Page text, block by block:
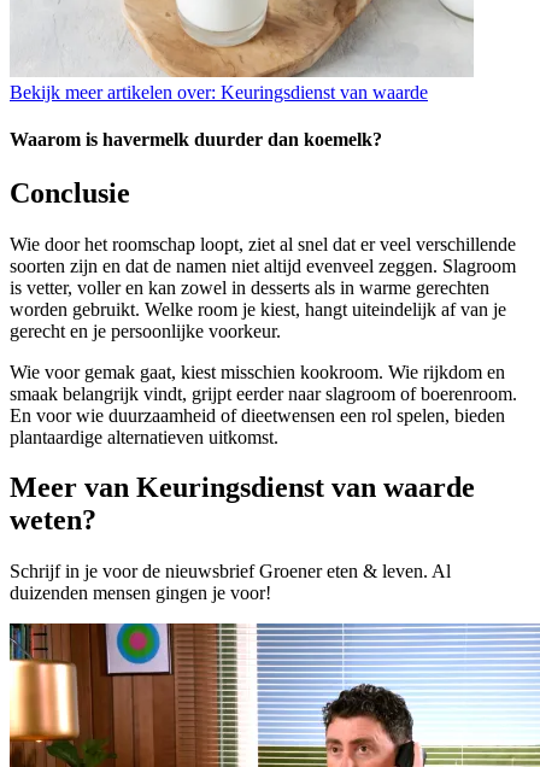
Bekijk meer artikelen over: Keuringsdienst van waarde
Waarom is havermelk duurder dan koemelk?
Conclusie
Wie door het roomschap loopt, ziet al snel dat er veel verschillende
soorten zijn en dat de namen niet altijd evenveel zeggen. Slagroom
is vetter, voller en kan zowel in desserts als in warme gerechten
worden gebruikt. Welke room je kiest, hangt uiteindelijk af van je
gerecht en je persoonlijke voorkeur.
Wie voor gemak gaat, kiest misschien kookroom. Wie rijkdom en
smaak belangrijk vindt, grijpt eerder naar slagroom of boerenroom.
En voor wie duurzaamheid of dieetwensen een rol spelen, bieden
plantaardige alternatieven uitkomst.
Meer van Keuringsdienst van waarde
weten?
Schrijf in je voor de nieuwsbrief Groener eten & leven. Al
duizenden mensen gingen je voor!